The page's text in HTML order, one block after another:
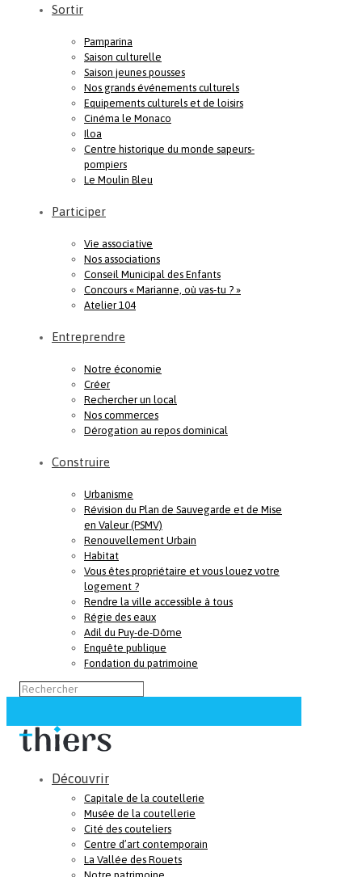
Sortir
Pamparina
Saison culturelle
Saison jeunes pousses
Nos grands événements culturels
Equipements culturels et de loisirs
Cinéma le Monaco
Iloa
Centre historique du monde sapeurs-
pompiers
Le Moulin Bleu
Participer
Vie associative
Nos associations
Conseil Municipal des Enfants
Concours « Marianne, où vas-tu ? »
Atelier 104
Entreprendre
Notre économie
Créer
Rechercher un local
Nos commerces
Dérogation au repos dominical
Construire
Urbanisme
Révision du Plan de Sauvegarde et de Mise
en Valeur (PSMV)
Renouvellement Urbain
Habitat
Vous êtes propriétaire et vous louez votre
logement ?
Rendre la ville accessible à tous
Régie des eaux
Adil du Puy-de-Dôme
Enquête publique
Fondation du patrimoine
Découvrir
Capitale de la coutellerie
Musée de la coutellerie
Cité des couteliers
Centre d’art contemporain
La Vallée des Rouets